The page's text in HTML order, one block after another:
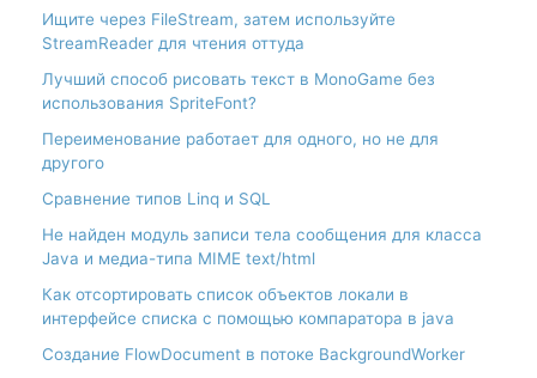
Ищите через FileStream, затем используйте
StreamReader для чтения оттуда
Лучший способ рисовать текст в MonoGame без
использования SpriteFont?
Переименование работает для одного, но не для
другого
Сравнение типов Linq и SQL
Не найден модуль записи тела сообщения для класса
Java и медиа-типа MIME text/html
Как отсортировать список объектов локали в
интерфейсе списка с помощью компаратора в java
Создание FlowDocument в потоке BackgroundWorker